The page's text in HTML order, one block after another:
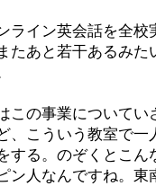
ライン英会話を全校
たあと若干あるみ
この事業についてい
、こういう教室で一
する。のぞくとこん
ン人なんですね。